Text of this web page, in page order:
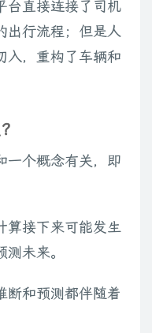
台直接连接了司机
出行流程；但是人
入，重构了车辆和
一个概念有关，即
算接下来可能发生
未来。
断和预测都伴随着